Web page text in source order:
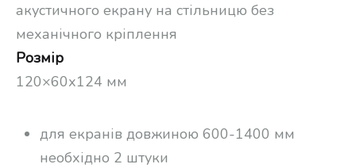
акустичного екрану на стільницю без
механічного кріплення
Розмір
120×60х124 мм
для екранів довжиною 600-1400 мм
необхідно 2 штуки